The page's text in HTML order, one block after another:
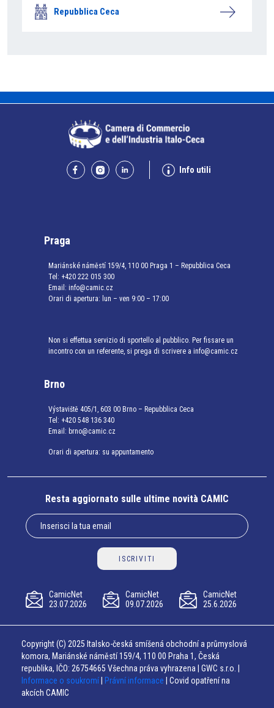
Repubblica Ceca
Info utili
Praga
Mariánské náměstí 159/4, 110 00 Praga 1 – Repubblica Ceca
Tel: +420 222 015 300
Email: info@camic.cz
Orari di apertura: lun – ven 9:00 – 17:00
Non si effettua servizio di sportello al pubblico. Per fissare un
incontro con un referente, si prega di scrivere a info@camic.cz
Brno
Výstaviště 405/1, 603 00 Brno – Repubblica Ceca
Tel: +420 548 136 340
Email: brno@camic.cz
Orari di apertura: su appuntamento
Resta aggiornato sulle ultime novità CAMIC
ISCRIVITI
CamicNet
23.07.2026
CamicNet
09.07.2026
CamicNet
25.6.2026
Copyright (C) 2025 Italsko-česká smíšená obchodní a průmyslová
komora, Mariánské náměstí 159/4, 110 00 Praha 1, Česká
republika, IČO: 26754665 Všechna práva vyhrazena | GWC s.r.o. |
Informace o soukromí
Právní informace | Covid opatření na
akcích CAMIC